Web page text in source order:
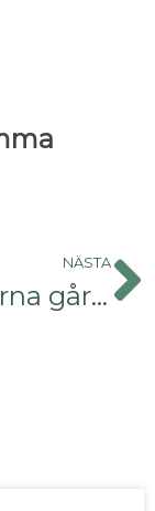
NÄSTA
Rädisorna går i blom